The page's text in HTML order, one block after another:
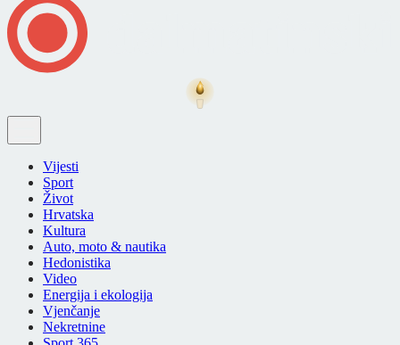
Vijesti
Sport
Život
Hrvatska
Kultura
Auto, moto & nautika
Hedonistika
Video
Energija i ekologija
Vjenčanje
Nekretnine